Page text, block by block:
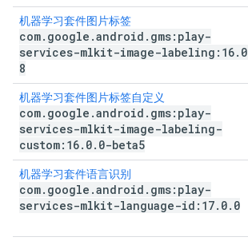
机器学习套件图片标签
com. google .android . gms:play-
services-mlkit-image-labeling:16. 0
8
机器学习套件图片标签自定义
com. google .android . gms:play-
services-mlkit-image-labeling-
custom:16. 0. 0-beta5
机器学习套件语言识别
com. google .android . gms:play-
services-mlkit-language-id:17. 0. 0